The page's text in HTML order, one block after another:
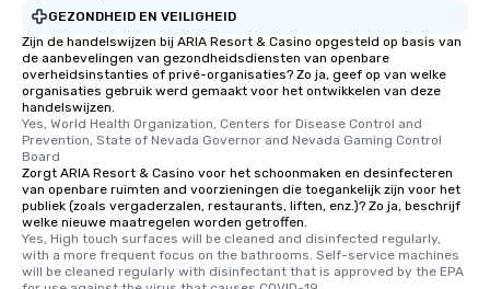
GEZONDHEID EN VEILIGHEID
Zijn de handelswijzen bij ARIA Resort & Casino opgesteld op basis van
de aanbevelingen van gezondheidsdiensten van openbare
overheidsinstanties of privé-organisaties? Zo ja, geef op van welke
organisaties gebruik werd gemaakt voor het ontwikkelen van deze
handelswijzen.
Yes, World Health Organization, Centers for Disease Control and
Prevention, State of Nevada Governor and Nevada Gaming Control
Board
Zorgt ARIA Resort & Casino voor het schoonmaken en desinfecteren
van openbare ruimten and voorzieningen die toegankelijk zijn voor het
publiek (zoals vergaderzalen, restaurants, liften, enz.)? Zo ja, beschrijf
welke nieuwe maatregelen worden getroffen.
Yes, High touch surfaces will be cleaned and disinfected regularly,
with a more frequent focus on the bathrooms. Self-service machines
will be cleaned regularly with disinfectant that is approved by the EPA